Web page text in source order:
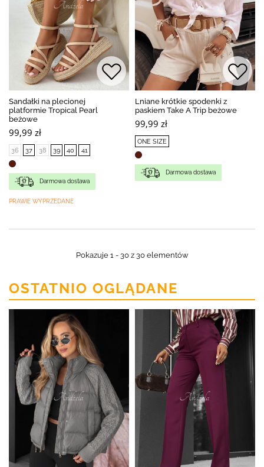
Sandałki na plecionej
platformie Tropical Pearl
beżowe
99,99 zł
36 37 38 39 40 41
Darmowa dostawa
PRAWIE WYPRZEDANE
Lniane krótkie spodenki z
paskiem Take A Trip beżowe
99,99 zł
ONE SIZE
Darmowa dostawa
Pokazuje 1 - 30 z 30 elementów
OSTATNIO OGLĄDANE